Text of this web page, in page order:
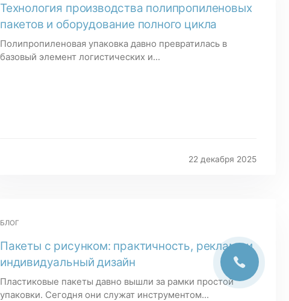
Технология производства полипропиленовых
пакетов и оборудование полного цикла
Полипропиленовая упаковка давно превратилась в
базовый элемент логистических и...
22 декабря 2025
БЛОГ
Пакеты с рисунком: практичность, реклама и
индивидуальный дизайн
Пластиковые пакеты давно вышли за рамки простой
упаковки. Сегодня они служат инструментом...